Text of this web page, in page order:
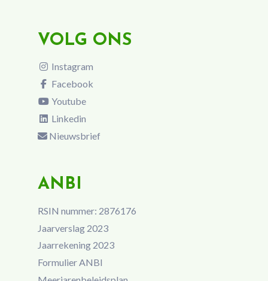
VOLG ONS
Instagram
Facebook
Youtube
Linkedin
Nieuwsbrief
ANBI
RSIN nummer: 2876176
Jaarverslag 2023
Jaarrekening 2023
Formulier ANBI